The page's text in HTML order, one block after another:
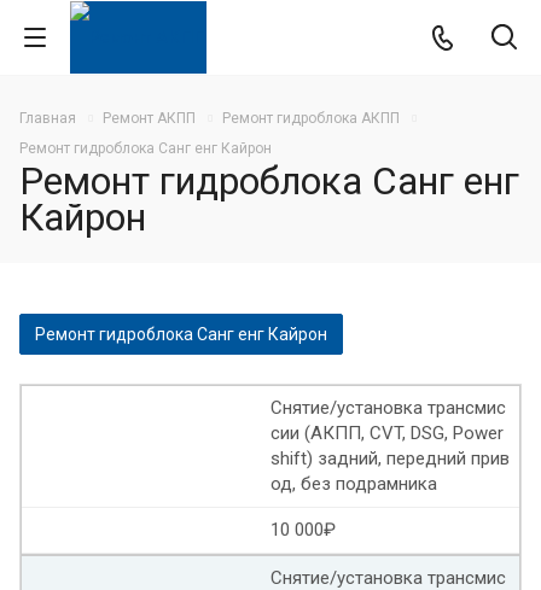
Главная Ремонт АКПП
Ремонт гидроблока АКПП
Ремонт гидроблока Санг енг Кайрон
Ремонт гидроблока Санг енг
Кайрон
Ремонт гидроблока Санг енг Кайрон
Ремонт гидроблоков Вольво
Ремонт гидроблока Вольво s60
Ремонт гидроблока АКПП солярис
Снятие/установка трансмис
сии (АКПП, CVT, DSG, Power
shift) задний, передний прив
од, без подрамника
10 000₽
Снятие/установка трансмис